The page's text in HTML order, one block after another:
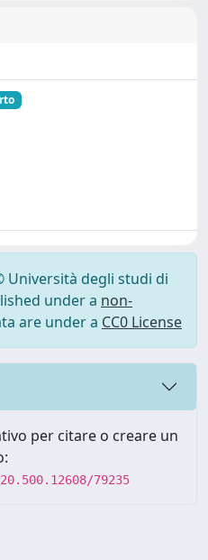
Università degli studi di
under a non-
are under a CC0 License
per citare o creare un
79235